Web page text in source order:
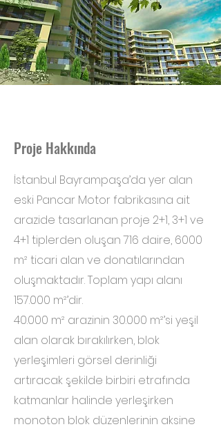
Proje Hakkında
İstanbul Bayrampaşa’da yer alan
eski Pancar Motor fabrikasına ait
arazide tasarlanan proje 2+1, 3+1 ve
4+1 tiplerden oluşan 716 daire, 6000
m² ticari alan ve donatılarından
oluşmaktadır. Toplam yapı alanı
157.000 m²’dir.
40.000 m² arazinin 30.000 m²’si yeşil
alan olarak bırakılırken, blok
yerleşimleri görsel derinliği
artıracak şekilde birbiri etrafında
katmanlar halinde yerleşirken
monoton blok düzenlerinin aksine